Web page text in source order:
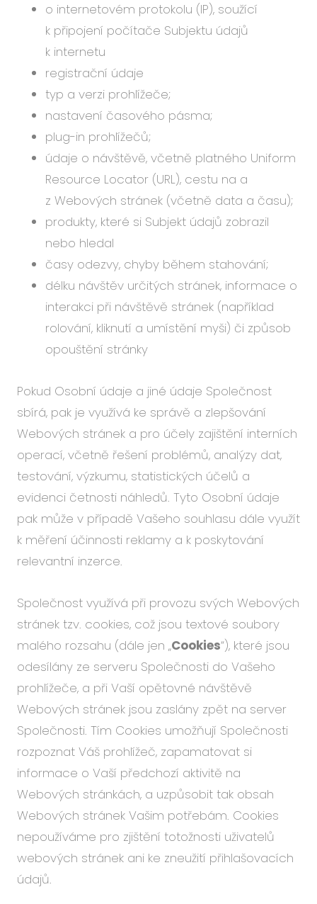
o internetovém protokolu (IP), soužící
k připojení počítače Subjektu údajů
k internetu
registrační údaje
typ a verzi prohlížeče;
nastavení časového pásma;
plug-in prohlížečů;
údaje o návštěvě, včetně platného Uniform
Resource Locator (URL), cestu na a
z Webových stránek (včetně data a času);
produkty, které si Subjekt údajů zobrazil
nebo hledal
časy odezvy, chyby během stahování;
délku návštěv určitých stránek, informace o
interakci při návštěvě stránek (například
rolování, kliknutí a umístění myši) či způsob
opouštění stránky
Pokud Osobní údaje a jiné údaje Společnost
sbírá, pak je využívá ke správě a zlepšování
Webových stránek a pro účely zajištění interních
operací, včetně řešení problémů, analýzy dat,
testování, výzkumu, statistických účelů a
evidenci četnosti náhledů. Tyto Osobní údaje
pak může v případě Vašeho souhlasu dále využít
k měření účinnosti reklamy a k poskytování
relevantní inzerce.
Společnost využívá při provozu svých Webových
stránek tzv. cookies, což jsou textové soubory
malého rozsahu (dále jen „Cookies“), které jsou
odesílány ze serveru Společnosti do Vašeho
prohlížeče, a při Vaší opětovné návštěvě
Webových stránek jsou zaslány zpět na server
Společnosti. Tím Cookies umožňují Společnosti
rozpoznat Váš prohlížeč, zapamatovat si
informace o Vaší předchozí aktivitě na
Webových stránkách, a uzpůsobit tak obsah
Webových stránek Vašim potřebám. Cookies
nepoužíváme pro zjištění totožnosti uživatelů
webových stránek ani ke zneužití přihlašovacích
údajů.